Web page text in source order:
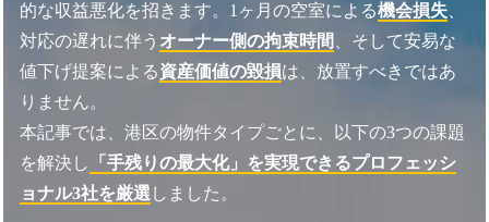
的な収益悪化を招きます。1ヶ月の空室による機会損失、
対応の遅れに伴う オーナー側の拘束時間
、そして安易な
値下げ提案による資産価値の毀損は、放置すべきではあ
りません。
本記事では、港区の物件タイプごとに、以下の3つの課題
を解決し
「手残りの最大化」を実現できるプロフェッシ
ョナル3社を厳選 しました。